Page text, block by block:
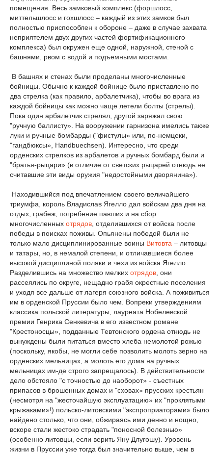
помещения. Весь замковый комплекс (форшлосс,
миттельшлосс и гохшлосс – каждый из этих замков был
полностью приспособлен к обороне – даже в случае захвата
неприятелем двух других частей фортификационного
комплекса) был окружен еще одной, наружной, стеной с
башнями, рвом с водой и подъемными мостами.
В башнях и стенах были проделаны многочисленные
бойницы. Обычно к каждой бойнице было приставлено по
два стрелка (как правило, арбалетчика), чтобы во врага из
каждой бойницы как можно чаще летели болты (стрелы).
Пока один арбалетчик стрелял, другой заряжал свою
"ручную баллисту». На вооружении гарнизона имелись также
луки и ручные бомбарды ("фистулы» или, по-немцеки,
"гандбюксы», Handbuechsen). Интересно, что среди
орденских стрелков из арбалетов и ручных бомбард были и
"братья-рыцари» (в отличие от светских рыцарей отнюдь не
считавшие эти виды оружия "недостойными дворянина»).
Находившийся под впечатлением своего величайшего
триумфа, король Владислав Ягелло дал войскам два дня на
отдых, грабеж, погребение павших и на сбор
многочисленных отрядов , отделившихся от войска после
победы в поисках поживы. Опьянены победой были не
только мало дисциплинированные воины Витовта – литовцы
и татары, но, в немалой степени, и отличавшиеся более
высокой дисциплиной поляки и чехи из войска Ягелло.
Разделившись на множество мелких отрядов , они
рассеялись по округе, нещадно грабя окрестные поселения
и уходя все дальше от лагеря союзного войска. А поживиться
им в орденской Пруссии было чем. Вопреки утверждениям
классика польской литературы, лауреата Нобелевской
премии Генрика Сенкевича в его известном романе
"Крестоносцы», подданные Тевтонского ордена отнюдь не
вынуждены были питаться вместо хлеба немолотой рожью
(поскольку, якобы, не могли себе позволить молоть зерно на
орденских мельницах, а молоть его дома на ручных
мельницах им-де строго запрещалось). В действительности
дело обстояло "с точностью до наоборот» - съестных
припасов в брошенных домах и "сховах» прусских крестьян
(несмотря на "жесточайшую эксплуатацию» их "проклятыми
крыжаками»!) польско-литовскими "экспроприаторами» было
найдено столько, что они, обжираясь ими денно и нощно,
вскоре стали жестоко страдать "поносной болезнью»
(особенно литовцы, если верить Яну Длугошу). Уровень
жизни в Пруссии уже тогда был значительно выше, чем в